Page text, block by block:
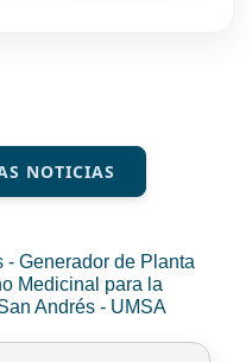
NOTICIAS
Generador de Planta
Medicinal para la
Andrés - UMSA